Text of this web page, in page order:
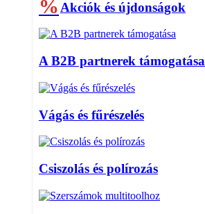
% Akciók és újdonságok
A B2B partnerek támogatása
Vágás és fűrészelés
Csiszolás és polírozás